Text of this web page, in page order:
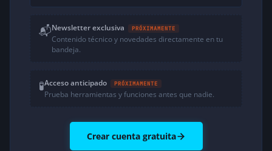
📬Newsletter exclusiva PRÓXIMAMENTE
Contenido técnico y novedades directamente en tu
bandeja.
🧪Acceso anticipado PRÓXIMAMENTE
Prueba herramientas y funciones antes que nadie.
Crear cuenta gratuita